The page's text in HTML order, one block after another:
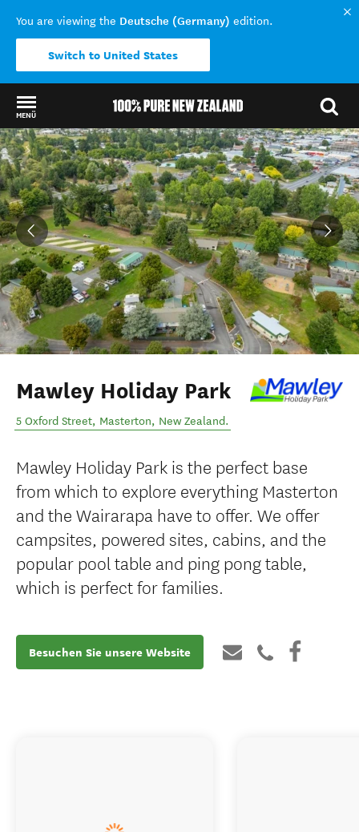
You are viewing the Deutsche (Germany) edition.
Switch to United States
MENÜ
Back to my results
Mawley Holiday Park
5 Oxford Street, Masterton, New Zealand.
Mawley Holiday Park is the perfect base
from which to explore everything Masterton
and the Wairarapa have to offer. We offer
campsites, powered sites, cabins, and the
popular pool table and ping pong table,
which is perfect for families.
Besuchen Sie unsere Website